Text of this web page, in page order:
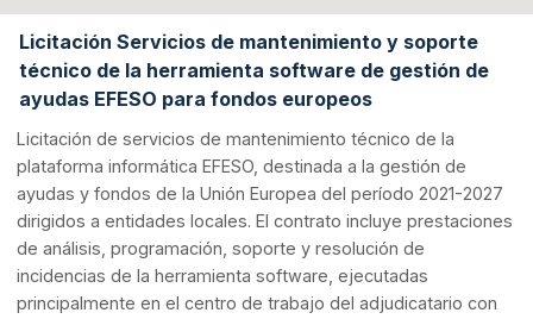
Licitación Servicios de mantenimiento y soporte
técnico de la herramienta software de gestión de
ayudas EFESO para fondos europeos
Licitación de servicios de mantenimiento técnico de la
plataforma informática EFESO, destinada a la gestión de
ayudas y fondos de la Unión Europea del período 2021-2027
dirigidos a entidades locales. El contrato incluye prestaciones
de análisis, programación, soporte y resolución de
incidencias de la herramienta software, ejecutadas
principalmente en el centro de trabajo del adjudicatario con